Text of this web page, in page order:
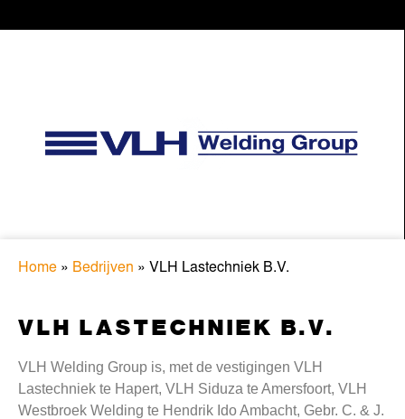
Home » Bedrijven » VLH Lastechniek B.V.
VLH LASTECHNIEK B.V.
VLH Welding Group is, met de vestigingen VLH
Lastechniek te Hapert, VLH Siduza te Amersfoort, VLH
Westbroek Welding te Hendrik Ido Ambacht, Gebr. C. & J.